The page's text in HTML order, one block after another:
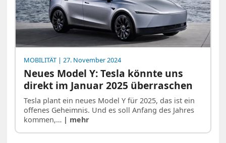
MOBILITÄT | 27. November 2024
Neues Model Y: Tesla könnte uns
direkt im Januar 2025 überraschen
Tesla plant ein neues Model Y für 2025, das ist ein
offenes Geheimnis. Und es soll Anfang des Jahres
kommen,… | mehr